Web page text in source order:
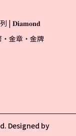
| 𝐃𝐢𝐚𝐦𝐨𝐧𝐝
・金章・金牌
Designed by